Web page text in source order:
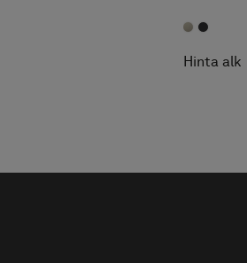
Hinta alk